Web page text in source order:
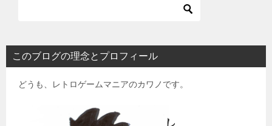
このブログの理念とプロフィール
どうも、レトロゲームマニアのカワノです。